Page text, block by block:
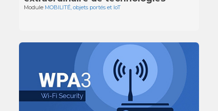
Module MOBILITÉ, objets portés et IoT